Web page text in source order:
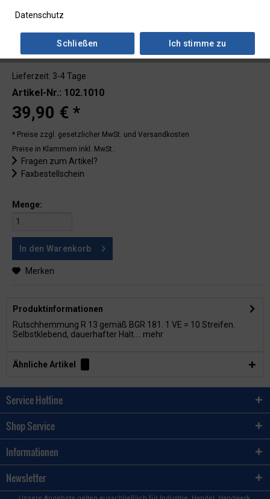
Lieferzeit: 3-4 Tage
Artikel-Nr.: 102.1010
39,90 € *
* Preise zzgl. gesetzlicher MwSt. und Versandkosten
Preise in Klammern inkl. MwSt.:
Fragen zum Artikel?
Faxbestellschein
Menge:
In den Warenkorb
Merken
Produktinformationen
Rutschhemmung R 13 gemäß BGR 181. 1 VE = 10 Streifen.
Selbstklebend, dauerhafter Halt....
mehr
Ähnliche Artikel
Service Hotline
Shop Service
Informationen
Newsletter
Datenschutz
Ich stimme zu
Schließen